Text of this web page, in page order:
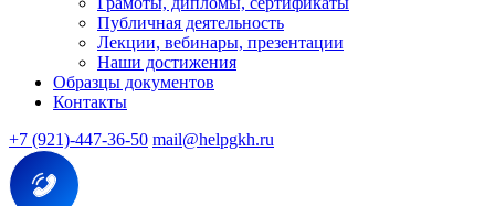
Публичная деятельность
Лекции, вебинары, презентации
Наши достижения
Образцы документов
Контакты
+7 (921)-447-36-50 mail@helpgkh.ru